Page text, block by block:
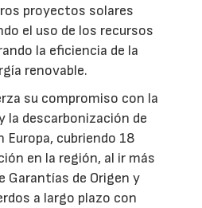
proyectos solares
el uso de los recursos
la eficiencia de la
renovable.
su compromiso con la
la descarbonización de
Europa, cubriendo 18
en la región, al ir más
Garantías de Origen y
a largo plazo con